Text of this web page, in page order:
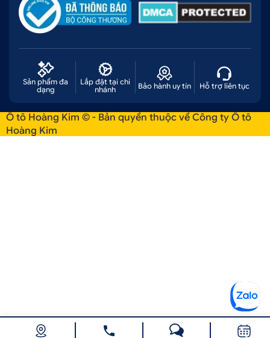
Sản phẩm đa
dạng
Lắp đặt tại chi
nhánh
Bảo hành uy tín Hỗ trợ liên tục
Ô tô Hoàng Kim © - Bản quyền thuộc về Công ty Ô tô
Hoàng Kim